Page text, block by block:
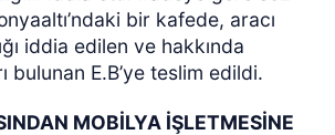
bir kafede, aracı
iddia edilen ve hakkında
bulunan E.B’ye teslim edildi.
MOBİLYA İŞLETMESİNE